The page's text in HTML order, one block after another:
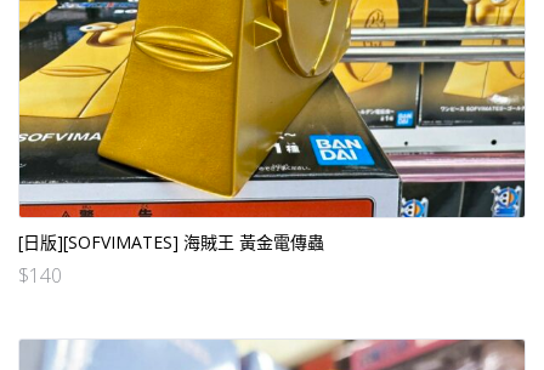
[日版][SOFVIMATES] 海賊王 黃金電傳蟲
$140